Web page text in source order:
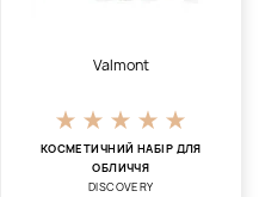
Valmont
КОСМЕТИЧНИЙ НАБІР ДЛЯ
ОБЛИЧЧЯ
DISCOVERY